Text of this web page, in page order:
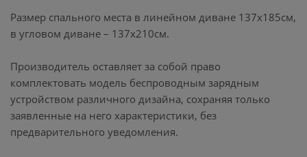
Размер спального места в линейном диване 137х185см,
в угловом диване – 137х210см.
Производитель оставляет за собой право
комплектовать модель беспроводным зарядным
устройством различного дизайна, сохраняя только
заявленные на него характеристики, без
предварительного уведомления.